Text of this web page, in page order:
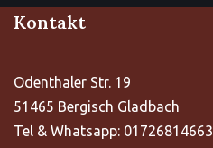
Kontakt
Odenthaler Str. 19
51465 Bergisch Gladbach
Tel & Whatsapp: 01726814663